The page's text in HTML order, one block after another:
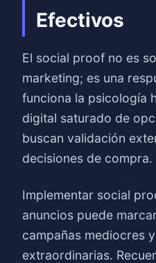
Efectivos
El social proof no es
marketing; es una
funciona la psicología
digital saturado de
buscan validación
decisiones de compra.
Implementar social
anuncios puede
campañas mediocres
extraordinarias.